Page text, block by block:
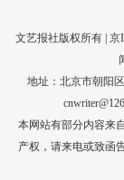
文艺报社版权所有 | 京
地址：北京市朝阳
本网站有部分内容来
产权，请来电或致函